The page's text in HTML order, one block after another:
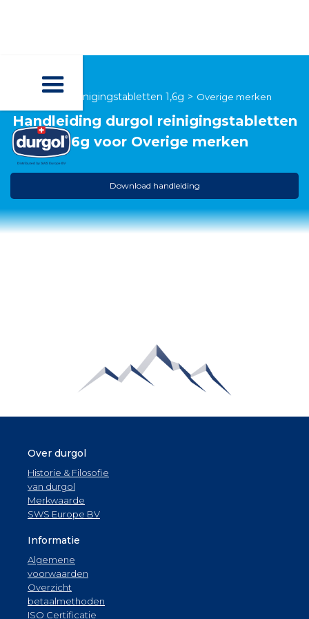
durgol reinigingstabletten 1,6g > Overige merken
Handleiding durgol reinigingstabletten
1,6g voor Overige merken
Download handleiding
Over durgol
Historie & Filosofie
van durgol
Merkwaarde
SWS Europe BV
Informatie
Algemene
voorwaarden
Overzicht
betaalmethoden
ISO Certificatie